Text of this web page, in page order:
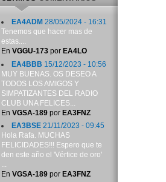
EA4ADM 28/05/2024 - 16:31
Tenemos que hacer mas de
estas....
En VGGU-173por EA4LO
EA4BBB 15/12/2023 - 10:56
MUY BUENAS. OS DESEO A
TODOS LOS AMIGOS Y
SIMPATIZANTES DEL RADIO
CLUB UNA FELICES...
En VGSA-189por EA3FNZ
EA3BSE21/11/2023 - 09:45
Hola Rafa. MUCHAS
FELICIDADES!!! Espero que te
den este año el 'Vértice de oro'
...
En VGSA-189por EA3FNZ